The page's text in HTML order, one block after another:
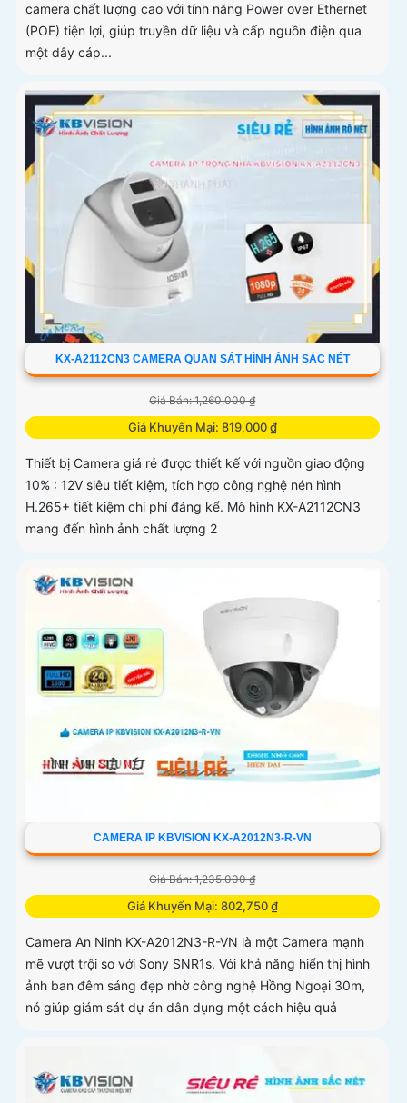
camera chất lượng cao với tính năng Power over Ethernet
(POE) tiện lợi, giúp truyền dữ liệu và cấp nguồn điện qua
một dây cáp...
KX-A2112CN3 CAMERA QUAN SÁT HÌNH ẢNH SẮC NÉT
Giá Bán: 1,260,000 ₫
Giá Khuyến Mại: 819,000 ₫
Thiết bị Camera giá rẻ được thiết kế với nguồn giao động
10% : 12V siêu tiết kiệm, tích hợp công nghệ nén hình
H.265+ tiết kiệm chi phí đáng kể. Mô hình KX-A2112CN3
mang đến hình ảnh chất lượng 2
CAMERA IP KBVISION KX-A2012N3-R-VN
Giá Bán: 1,235,000 ₫
Giá Khuyến Mại: 802,750 ₫
Camera An Ninh KX-A2012N3-R-VN là một Camera mạnh
mẽ vượt trội so với Sony SNR1s. Với khả năng hiển thị hình
ảnh ban đêm sáng đẹp nhờ công nghệ Hồng Ngoại 30m,
nó giúp giám sát dự án dân dụng một cách hiệu quả